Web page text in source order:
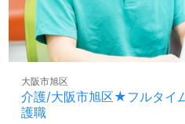
介護/大阪市旭区★フルタイ
護職
大阪市旭区